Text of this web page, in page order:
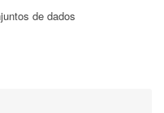
de dados